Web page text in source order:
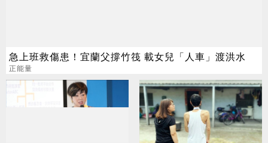
急上班救傷患！宜蘭父撐竹筏 載女兒「人車」渡洪水
正能量